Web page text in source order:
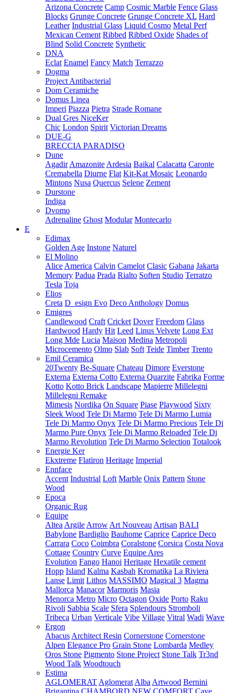
Arizona Concrete Camp Cosmic Marble Fence Glass
Blocks Grunge Concrete Grunge Concrete XL Hard
Leather Industrial Glass Liquid Cosmo Metal Perf
Mexican Cement Ribbed Ribbed Oxide Shades of
Blind Solid Concrete Synthetic
DNA
Eclat Enamel Fancy Match Terrazzo
Dogma
Project Antibacterial
Dom Ceramiche
Domus Linea
Imperi Piazza Pietra Strade Romane
Dual Gres NiceKer
Chic London Spirit Victorian Dreams
DUE-G
BRECCIA PARADISO
Dune
Agadir Amazonite Ardesia Baikal Calacatta Caronte
Cremabella Diurne Flat Kit-Kat Mosaic Leonardo
Mintons Nusa Quercus Selene Zement
Durstone
Indiga
Dvomo
Adrenaline Ghost Modular Montecarlo
E
Edimax
Golden Age Instone Naturel
El Molino
Alice America Calvin Camelot Clasic Gabana Jakarta
Memory Padua Prada Rialto Soften Studio Terratzo
Tesla Toja
Elios
Creta D_esign Evo Deco Anthology Domus
Emigres
Candlewood Craft Cricket Dover Freedom Glass
Hardwood Hardy Hit Leed Linus Velvete Long Ext
Long Mde Lucia Maison Medina Metropoli
Microcemento Olmo Slab Soft Teide Timber Trento
Emil Ceramica
20Twenty Be-Square Chateau Dimore Everstone
Externa Externa Cotto Externa Quarzite Fabrika Forme
Kotto Kotto Brick Landscape Mapierre Millelegni
Millelegni Remake
Mimesis Nordika On Square Piase Playwood Sixty
Sleek Wood Tele Di Marmo Tele Di Marmo Lumia
Tele Di Marmo Onyx Tele Di Marmo Precious Tele Di
Marmo Pure Onyx Tele Di Marmo Reloaded Tele Di
Marmo Revolution Tele Di Marmo Selection Totalook
Energie Ker
Ekxtreme Flatiron Heritage Imperial
Ennface
Accent Industrial Loft Marble Onix Pattern Stone
Wood
Epoca
Organic Rug
Equipe
Altea Argile Arrow Art Nouveau Artisan BALI
Babylone Bardiglio Bauhome Caprice Caprice Deco
Carrara Coco Coimbra Coralstone Corsica Costa Nova
Cottage Country Curve Equipe Ares
Evolution Fango Hanoi Heritage Hexatile cement
Hopp Island Kalma Kasbah Kromatika La Riviera
Lanse Limit Lithos MASSIMO Magical 3 Magma
Mallorca Manacor Marmoris Masia
Menorca Metro Micro Octagon Oxide Porto Raku
Rivoli Sabbia Scale Sfera Splendours Stromboli
Tribeca Urban Verticale Vibe Village Vitral Wadi Wave
Ergon
Abacus Architect Resin Cornerstone Cornerstone
Alpen Elegance Pro Grain Stone Lombarda Medley
Oros Stone Pigmento Stone Project Stone Talk Tr3nd
Wood Talk Woodtouch
Estima
AGLOMERAT Aglomerat Alba Artwood Bernini